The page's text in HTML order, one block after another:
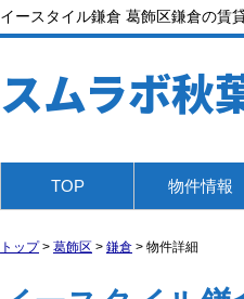
イースタイル鎌倉 葛飾区鎌倉の賃
スムラボ秋
TOP 物件情報
トップ> 葛飾区 > 鎌倉 > 物件詳細